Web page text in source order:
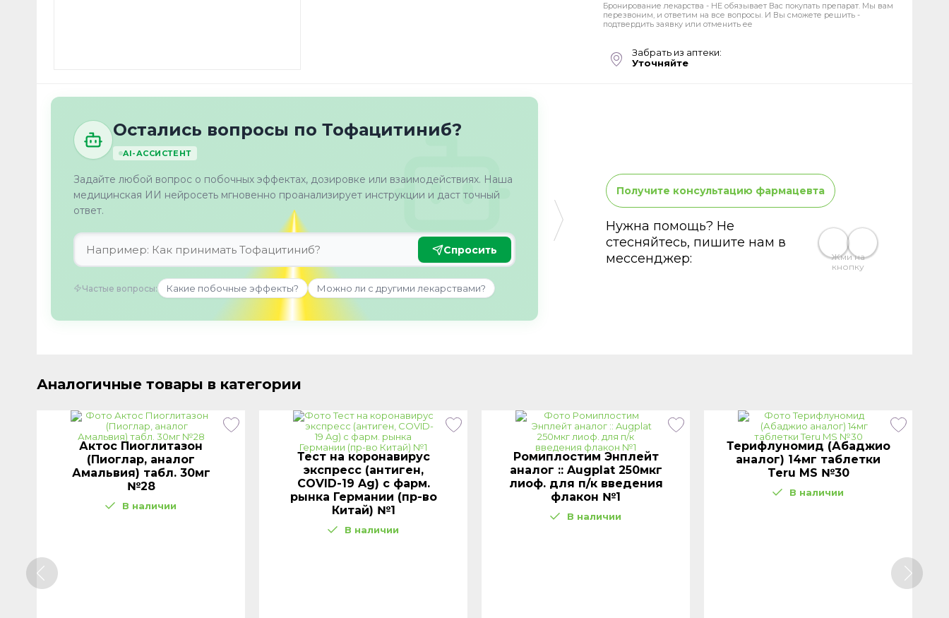
Бронирование лекарства - НЕ обязывает Вас покупать препарат. Мы вам
перезвоним, и ответим на все вопросы. И Вы сможете решить -
подтвердить заявку или отменить ее
Забрать из аптеки:
Уточняйте
Остались вопросы по Тофацитиниб?
AI-АССИСТЕНТ
Задайте любой вопрос о побочных эффектах, дозировке или взаимодействиях. Наша
медицинская ИИ нейросеть мгновенно проанализирует инструкции и даст точный
ответ.
Спросить
Частые вопросы: Какие побочные эффекты? Можно ли с другими лекарствами?
Получите консультацию фармацевта
Нужна помощь? Не
стесняйтесь, пишите нам в
мессенджер:
Жми на
кнопку
Аналогичные товары в категории
Актос Пиоглитазон
(Пиоглар, аналог
Амальвия) табл. 30мг
№28
В наличии
Тест на коронавирус
экспресс (антиген,
COVID-19 Ag) с фарм.
рынка Германии (пр-во
Китай) №1
В наличии
Ромиплостим Энплейт
аналог :: Augplat 250мкг
лиоф. для п/к введения
флакон №1
В наличии
Терифлуномид (Абаджио
аналог) 14мг таблетки
Teru MS №30
В наличии